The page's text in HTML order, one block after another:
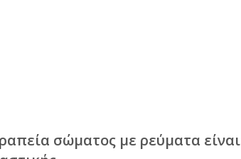
σώματος με ρεύματα